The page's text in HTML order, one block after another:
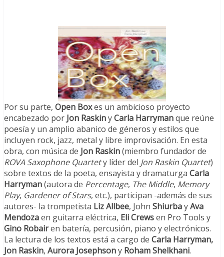
Por su parte, Open Boxes un ambicioso proyecto
encabezado por Jon RaskinyCarla Harrymanque reúne
poesía y un amplio abanico de géneros y estilos que
incluyen rock, jazz, metal y libre improvisación. En esta
obra, con música de Jon Raskin(miembro fundador de
ROVA Saxophone Quartety líder del Jon Raskin Quartet)
sobre textos de la poeta, ensayista y dramaturga Carla
Harryman(autora de Percentage, The Middle, Memory
Play, Gardener of Stars, etc.), participan -además de sus
autores- la trompetista Liz Allbee, John ShiurbayAva
Mendozaen guitarra eléctrica, Eli Crewsen Pro Tools y
Gino Robairen batería, percusión, piano y electrónicos.
La lectura de los textos está a cargo de Carla Harryman,
Jon Raskin, Aurora Josephsony Roham Shelkhani.